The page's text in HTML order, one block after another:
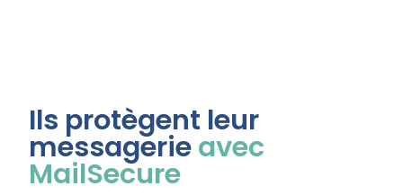
Ils protègent leur
messagerieavec
MailSecure